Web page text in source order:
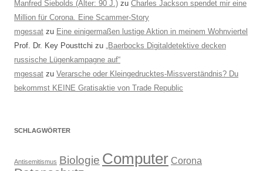
Manfred Siebolds (Alter: 90 J.) zu Charles Jackson spendet mir eine
Million für Corona. Eine Scammer-Story
mgessat zu Eine einigermaßen lustige Aktion in meinem Wohnviertel
Prof. Dr. Key Pousttchi zu
„Baerbocks Digitaldetektive decken
russische Lügenkampagne auf“
mgessat zu Verarsche oder Kleingedrucktes-Missverständnis? Du
bekommst KEINE Gratisaktie von Trade Republic
SCHLAGWÖRTER
Antisemitismus Biologie Computer Corona